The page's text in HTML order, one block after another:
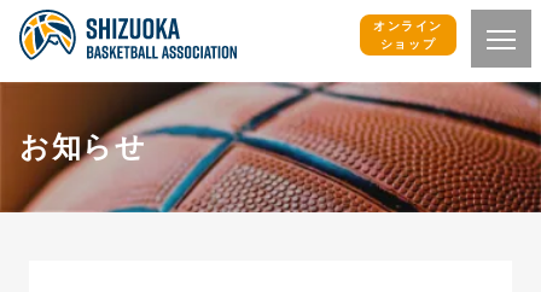
オンライン
ショップ
お知らせ